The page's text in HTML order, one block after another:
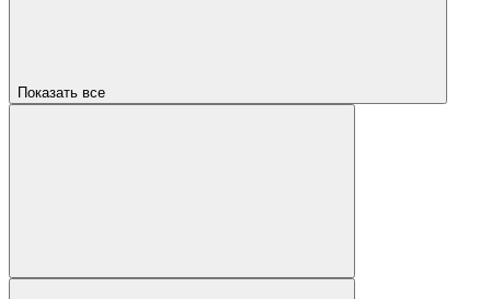
Показать все